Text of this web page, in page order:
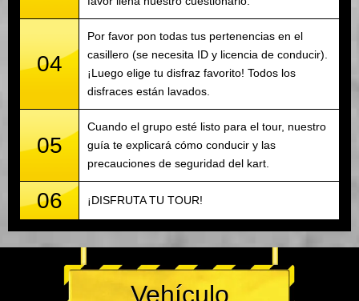
04
Por favor pon todas tus pertenencias en el
casillero (se necesita ID y licencia de conducir).
¡Luego elige tu disfraz favorito! Todos los
disfraces están lavados.
05
Cuando el grupo esté listo para el tour, nuestro
guía te explicará cómo conducir y las
precauciones de seguridad del kart.
06 ¡DISFRUTA TU TOUR!
Vehículo